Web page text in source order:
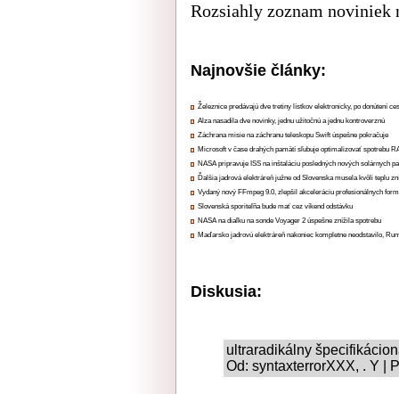
Rozsiahly zoznam
Najnovšie články:
Železnice predávajú dve tretiny lístkov elektronicky, po donútení
Alza nasadila dve novinky, jednu užitočnú a jednu kontroverznú
Záchrana misie na záchranu teleskopu Swift úspešne pokračuje
Microsoft v čase drahých pamätí sľubuje optimalizovať spotrebu
NASA pripravuje ISS na inštaláciu posledných nových solárnych
Ďalšia jadrová elektráreň južne od Slovenska musela kvôli teplu
Vydaný nový FFmpeg 9.0, zlepšil akceleráciu profesionálnych
Slovenská sporiteľňa bude mať cez víkend odstávku
NASA na diaľku na sonde Voyager 2 úspešne znížila spotrebu
Maďarsko jadrovú elektráreň nakoniec kompletne neodstavilo,
Diskusia:
ultraradikálny
Od: syntaxterrorXXX, . Y |